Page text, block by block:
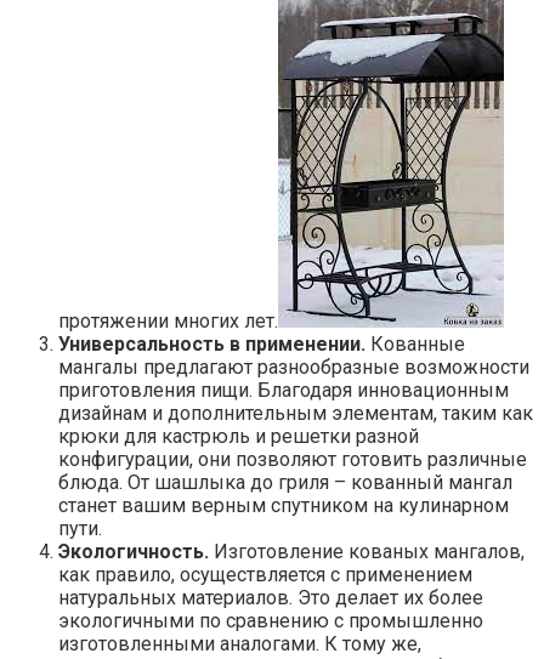
протяжении многих лет.
Универсальность в применении. Кованные
мангалы предлагают разнообразные возможности
приготовления пищи. Благодаря инновационным
дизайнам и дополнительным элементам, таким как
крюки для кастрюль и решетки разной
конфигурации, они позволяют готовить различные
блюда. От шашлыка до гриля – кованный мангал
станет вашим верным спутником на кулинарном
пути.
Экологичность. Изготовление кованых мангалов,
как правило, осуществляется с применением
натуральных материалов. Это делает их более
экологичными по сравнению с промышленно
изготовленными аналогами. К тому же,